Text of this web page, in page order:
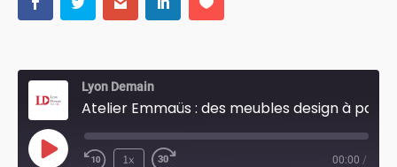
Lyon Demain
Play
1x 00:00 /